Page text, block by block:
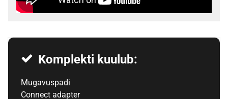
Komplekti kuulub:
Mugavuspadi
Connect adapter